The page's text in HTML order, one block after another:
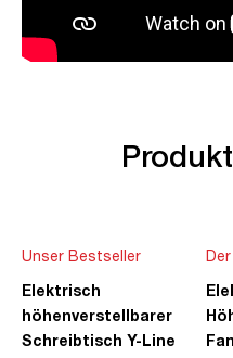
Unser Bestseller
Elektrisch
höhenverstellbarer
Schreibtisch Y-Line
die